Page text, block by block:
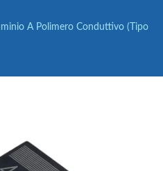
A Polimero Conduttivo (Tipo